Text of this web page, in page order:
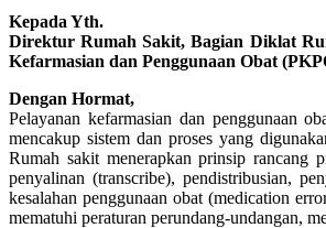
Kepada Yth.
Direktur Rumah Sakit, Bagian Diklat
Kefarmasian dan Penggunaan Obat
Dengan Hormat,
Pelayanan kefarmasian dan penggunaan
mencakup sistem dan proses yang
Rumah sakit menerapkan prinsip rancang
penyalinan (transcribe), pendistribusian,
kesalahan penggunaan obat (medication
mematuhi peraturan perundang-undangan,